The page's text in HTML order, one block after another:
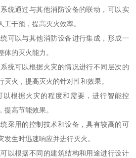
统通过与其他消防设备的联动，可以实
干预，提高灭火效率。
可以与其他消防设备进行集成，形成一
的灭火能力。
统可以根据火灾的情况进行不同层次的
火，提高灭火的针对性和效果。
以根据火灾的程度和需要，进行智能控
高节能效果。
采用的控制技术和设备，具有较高的可
生时迅速响应并进行灭火。
以根据不同的建筑结构和用途进行设计